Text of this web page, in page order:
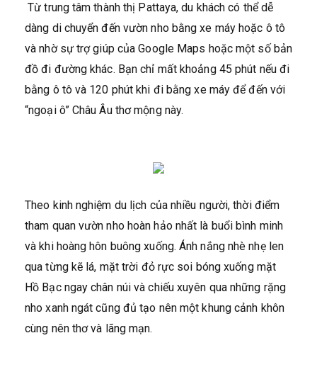
Từ trung tâm thành thị Pattaya, du khách có thể dễ
dàng di chuyển đến vườn nho bằng xe máy hoặc ô tô
và nhờ sự trợ giúp của Google Maps hoặc một số bản
đồ đi đường khác. Bạn chỉ mất khoảng 45 phút nếu đi
bằng ô tô và 120 phút khi đi bằng xe máy để đến với
“ngoại ô” Châu Âu thơ mộng này.
Theo kinh nghiệm du lịch của nhiều người, thời điểm
tham quan vườn nho hoàn hảo nhất là buổi bình minh
và khi hoàng hôn buông xuống. Ánh nắng nhè nhẹ len
qua từng kẽ lá, mặt trời đỏ rực soi bóng xuống mặt
Hồ Bạc ngay chân núi và chiếu xuyên qua những rặng
nho xanh ngát cũng đủ tạo nên một khung cảnh khôn
cùng nên thơ và lãng mạn.